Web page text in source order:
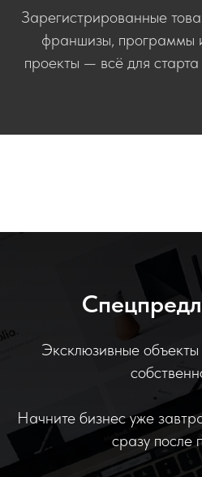
Зарегистрированные
франшизы, программы
проекты — всё для
Эксклюзивные объекты
Начните бизнес уже
сразу после